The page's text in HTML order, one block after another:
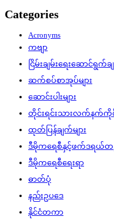
Categories
Acronyms
ကဗျာ
ငြိမ်းချမ်းရေးဆောင်ရွက်ခ
ဆက်စပ်စာအုပ်များ
ဆောင်းပါးများ
တိုင်းရင်းသားလက်နက်ကို
ထုတ်ပြန်ချက်များ
ဒီမိုကရေစီနှင့်ဖက်ဒရယ်တည်
ဒီမိုကရေစီရေးရာ
ဓာတ်ပုံ
နည်းဥပဒေ
နိုင်ငံတကာ